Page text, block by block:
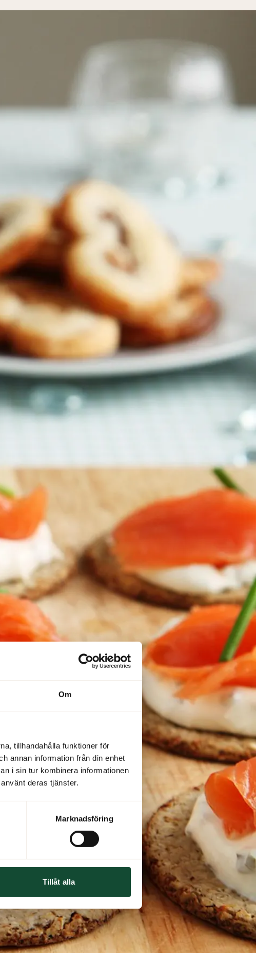
Om
tillhandahålla funktioner för
annan information från din enhet
i sin tur kombinera informationen
deras tjänster.
Marknadsföring
Tillåt alla